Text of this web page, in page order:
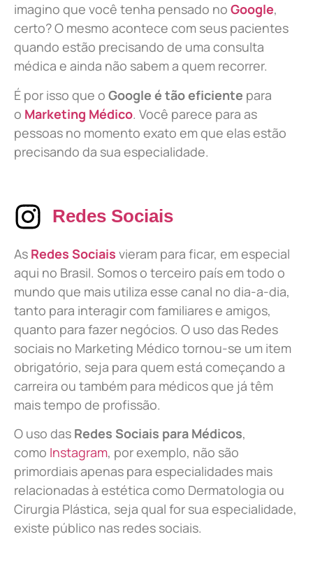
imagino que você tenha pensado no Google,
certo? O mesmo acontece com seus pacientes
quando estão precisando de uma consulta
médica e ainda não sabem a quem recorrer.
É por isso que o Google é tão eficiente para
o Marketing Médico. Você parece para as
pessoas no momento exato em que elas estão
precisando da sua especialidade.
Redes Sociais
As Redes Sociais vieram para ficar, em especial
aqui no Brasil. Somos o terceiro país em todo o
mundo que mais utiliza esse canal no dia-a-dia,
tanto para interagir com familiares e amigos,
quanto para fazer negócios. O uso das Redes
sociais no Marketing Médico tornou-se um item
obrigatório, seja para quem está começando a
carreira ou também para médicos que já têm
mais tempo de profissão.
O uso das Redes Sociais para Médicos,
como Instagram, por exemplo, não são
primordiais apenas para especialidades mais
relacionadas à estética como Dermatologia ou
Cirurgia Plástica, seja qual for sua especialidade,
existe público nas redes sociais.